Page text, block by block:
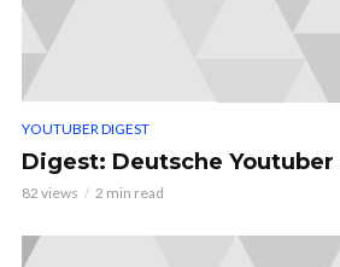
YOUTUBER DIGEST
Digest: Deutsche Youtuber
82 views 2 min read